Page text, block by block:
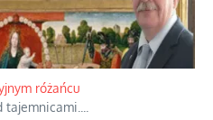
dowódców.